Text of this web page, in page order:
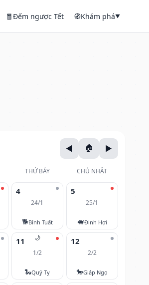
🧧Đếm ngược Tết 🧭Khám phá▼
THỨ BẢY CHỦ NHẬT
4
24/1
🐕Bính Tuất
5
25/1
🐖Đinh Hợi
🌙
11
1/2
🐍Quý Tỵ
12
2/2
🐎Giáp Ngọ